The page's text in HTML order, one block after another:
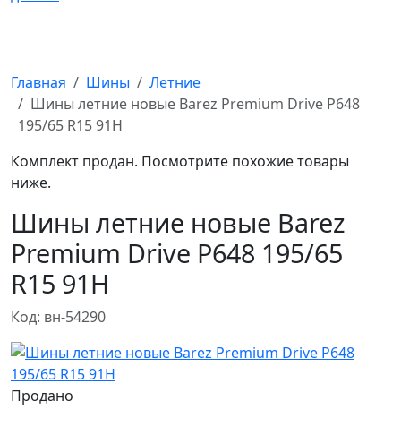
Главная Шины
Летние
Шины летние новые Barez Premium Drive P648
195/65 R15 91H
Комплект продан. Посмотрите похожие товары
ниже.
Шины летние новые Barez
Premium Drive P648 195/65
R15 91H
Код: вн-54290
Продано